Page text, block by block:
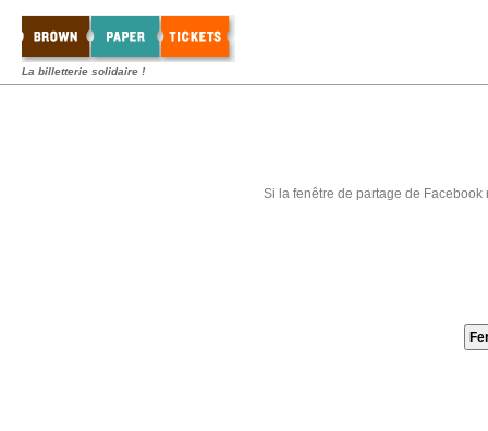
La billetterie solidaire !
Si la fenêtre de partage de